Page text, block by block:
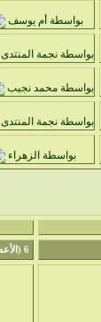
بواسطة أم يوسف
بواسطةنجمة المنتدى
بواسطةمحمد نجيب
بواسطةنجمة المنتدى
بواسطة الزهراء
6 (الأعضاء 0 والزوار 6)